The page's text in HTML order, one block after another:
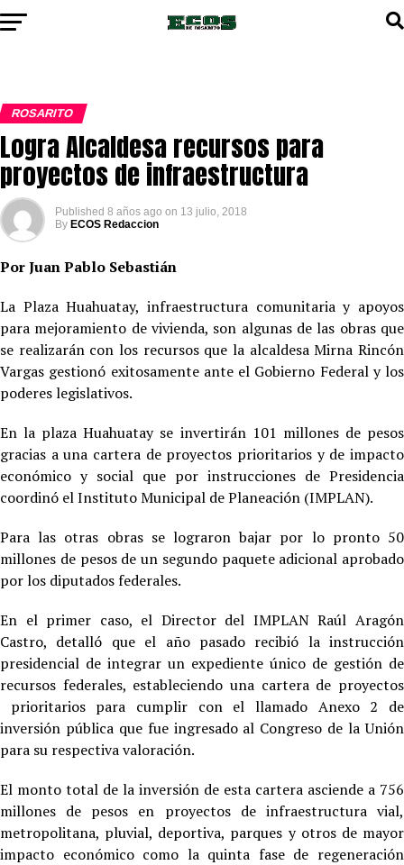
ROSARITO
Logra Alcaldesa recursos para
proyectos de infraestructura
Published 8 años ago on 13 julio, 2018
By ECOS Redaccion
Por Juan Pablo Sebastián
La Plaza Huahuatay, infraestructura comunitaria y apoyos
para mejoramiento de vivienda, son algunas de las obras que
se realizarán con los recursos que la alcaldesa Mirna Rincón
Vargas gestionó exitosamente ante el Gobierno Federal y los
poderes legislativos.
En la plaza Huahuatay se invertirán 101 millones de pesos
gracias a una cartera de proyectos prioritarios y de impacto
económico y social que por instrucciones de Presidencia
coordinó el Instituto Municipal de Planeación (IMPLAN).
Para las otras obras se lograron bajar por lo pronto 50
millones de pesos de un segundo paquete adicional aprobado
por los diputados federales.
En el primer caso, el Director del IMPLAN Raúl Aragón
Castro, detalló que el año pasado recibió la instrucción
presidencial de integrar un expediente único de gestión de
recursos federales, estableciendo una cartera de proyectos
prioritarios para cumplir con el llamado Anexo 2 de
inversión pública que fue ingresado al Congreso de la Unión
para su respectiva valoración.
El monto total de la inversión de esta cartera asciende a 756
millones de pesos en proyectos de infraestructura vial,
metropolitana, pluvial, deportiva, parques y otros de mayor
impacto económico como la quinta fase de regeneración